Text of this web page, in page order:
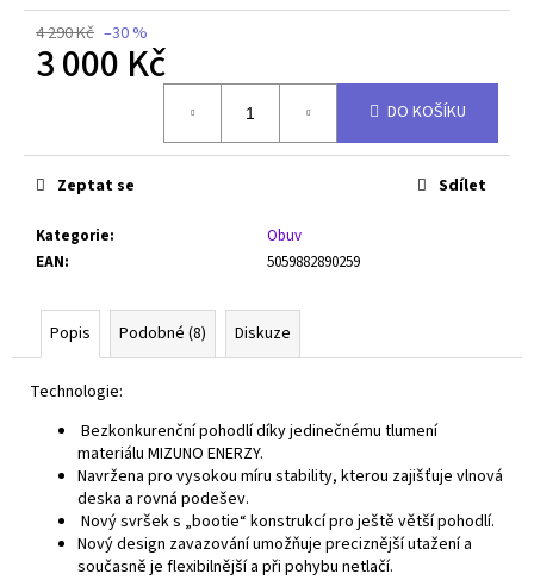
4 290 Kč –30 %
3 000 Kč
DO KOŠÍKU
Kategorie:
Obuv
EAN: 5059882890259
Zeptat se Sdílet
Popis Podobné (8) Diskuze
Technologie:
Bezkonkurenční pohodlí díky jedinečnému tlumení
materiálu MIZUNO ENERZY.
Navržena pro vysokou míru stability, kterou zajišťuje vlnová
deska a rovná podešev.
Nový svršek s „bootie“ konstrukcí pro ještě větší pohodlí.
Nový design zavazování umožňuje preciznější utažení a
současně je flexibilnější a při pohybu netlačí.
790
Kč